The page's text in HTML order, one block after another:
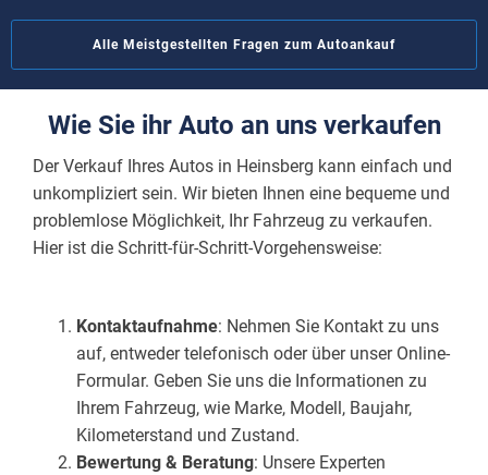
Alle Meistgestellten Fragen zum Autoankauf
Wie Sie ihr Auto an uns verkaufen
Der Verkauf Ihres Autos in Heinsberg kann einfach und
unkompliziert sein. Wir bieten Ihnen eine bequeme und
problemlose Möglichkeit, Ihr Fahrzeug zu verkaufen.
Hier ist die Schritt-für-Schritt-Vorgehensweise:
Kontaktaufnahme: Nehmen Sie Kontakt zu uns
auf, entweder telefonisch oder über unser Online-
Formular. Geben Sie uns die Informationen zu
Ihrem Fahrzeug, wie Marke, Modell, Baujahr,
Kilometerstand und Zustand.
Bewertung & Beratung: Unsere Experten